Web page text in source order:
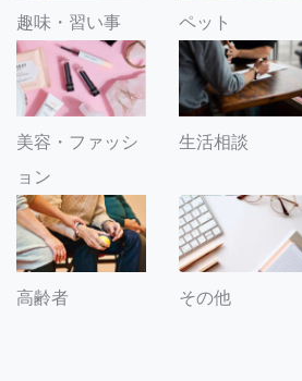
趣味・習い事 ペット
美容・ファッシ
ョン
生活相談
高齢者 その他